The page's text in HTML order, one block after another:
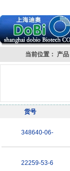
当前位置： 产品
货号
348640-06-
22259-53-6